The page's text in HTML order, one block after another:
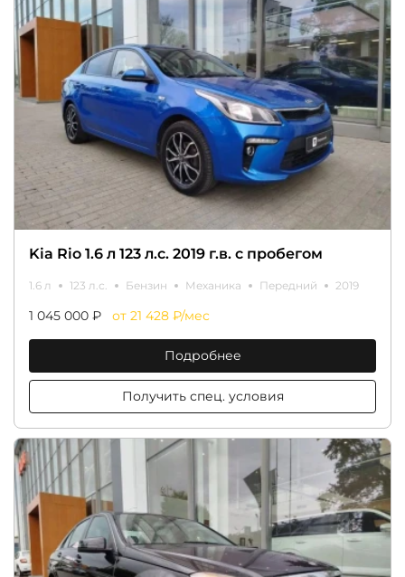
Kia Rio 1.6 л 123 л.с. 2019 г.в. с пробегом
1.6 л 123 л.с. Бензин Механика Передний 2019
1 045 000 ₽ от 21 428 ₽/мес
Подробнее
Получить спец. условия